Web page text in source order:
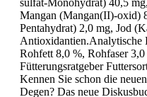
Mangan (Mangan(II)-oxid)
Pentahydrat) 2,0 mg, Jod
Antioxidantien.Analytische
Rohfett 8,0 %, Rohfaser
Fütterungsratgeber
Kennen Sie schon die
Degen? Das neue